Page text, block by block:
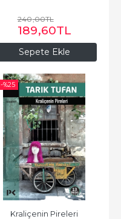
Sepete Ekle
240,00TL
189,60TL
-%25
Kraliçenin Pireleri